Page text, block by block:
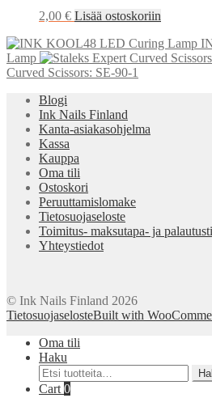
2,00 € Lisää ostoskoriin
Lamp
Curved Scissors: SE-90-1
Blogi
Ink Nails Finland
Kanta-asiakasohjelma
Kassa
Kauppa
Oma tili
Ostoskori
Peruuttamislomake
Tietosuojaseloste
Toimitus- maksutapa- ja
Yhteystiedot
© Ink Nails Finland 2026
TietosuojaselosteBuilt with
Oma tili
Haku
Etsi:
Cart 0